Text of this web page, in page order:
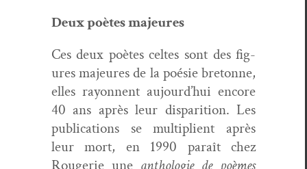
Deux poètes majeures
Ces deux poètes celtes sont des fig­
ures majeures de la poésie bre­tonne,
elles ray­on­nent aujourd’hui encore
40 ans après leur dis­pari­tion. Les
pub­li­ca­tions se mul­ti­plient après
leur mort, en 1990 paraît chez
Rougerie une antholo­gie de poèmes